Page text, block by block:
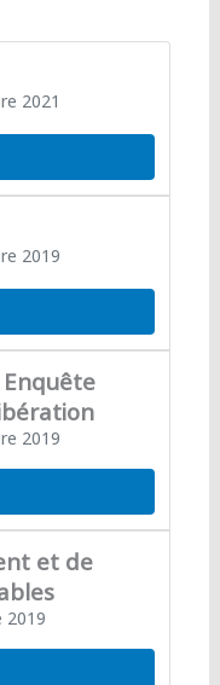
2021
2019
2019
et de
2019